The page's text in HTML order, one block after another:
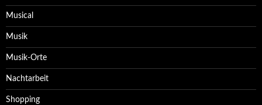
Musical
Musik
Musik-Orte
Nachtarbeit
Shopping